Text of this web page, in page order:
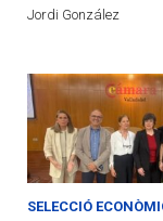
Jordi González
SELECCIÓ